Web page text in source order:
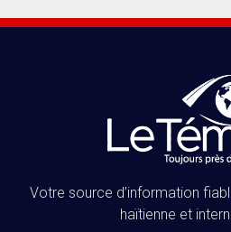
Votre source d’information
haïtienne et